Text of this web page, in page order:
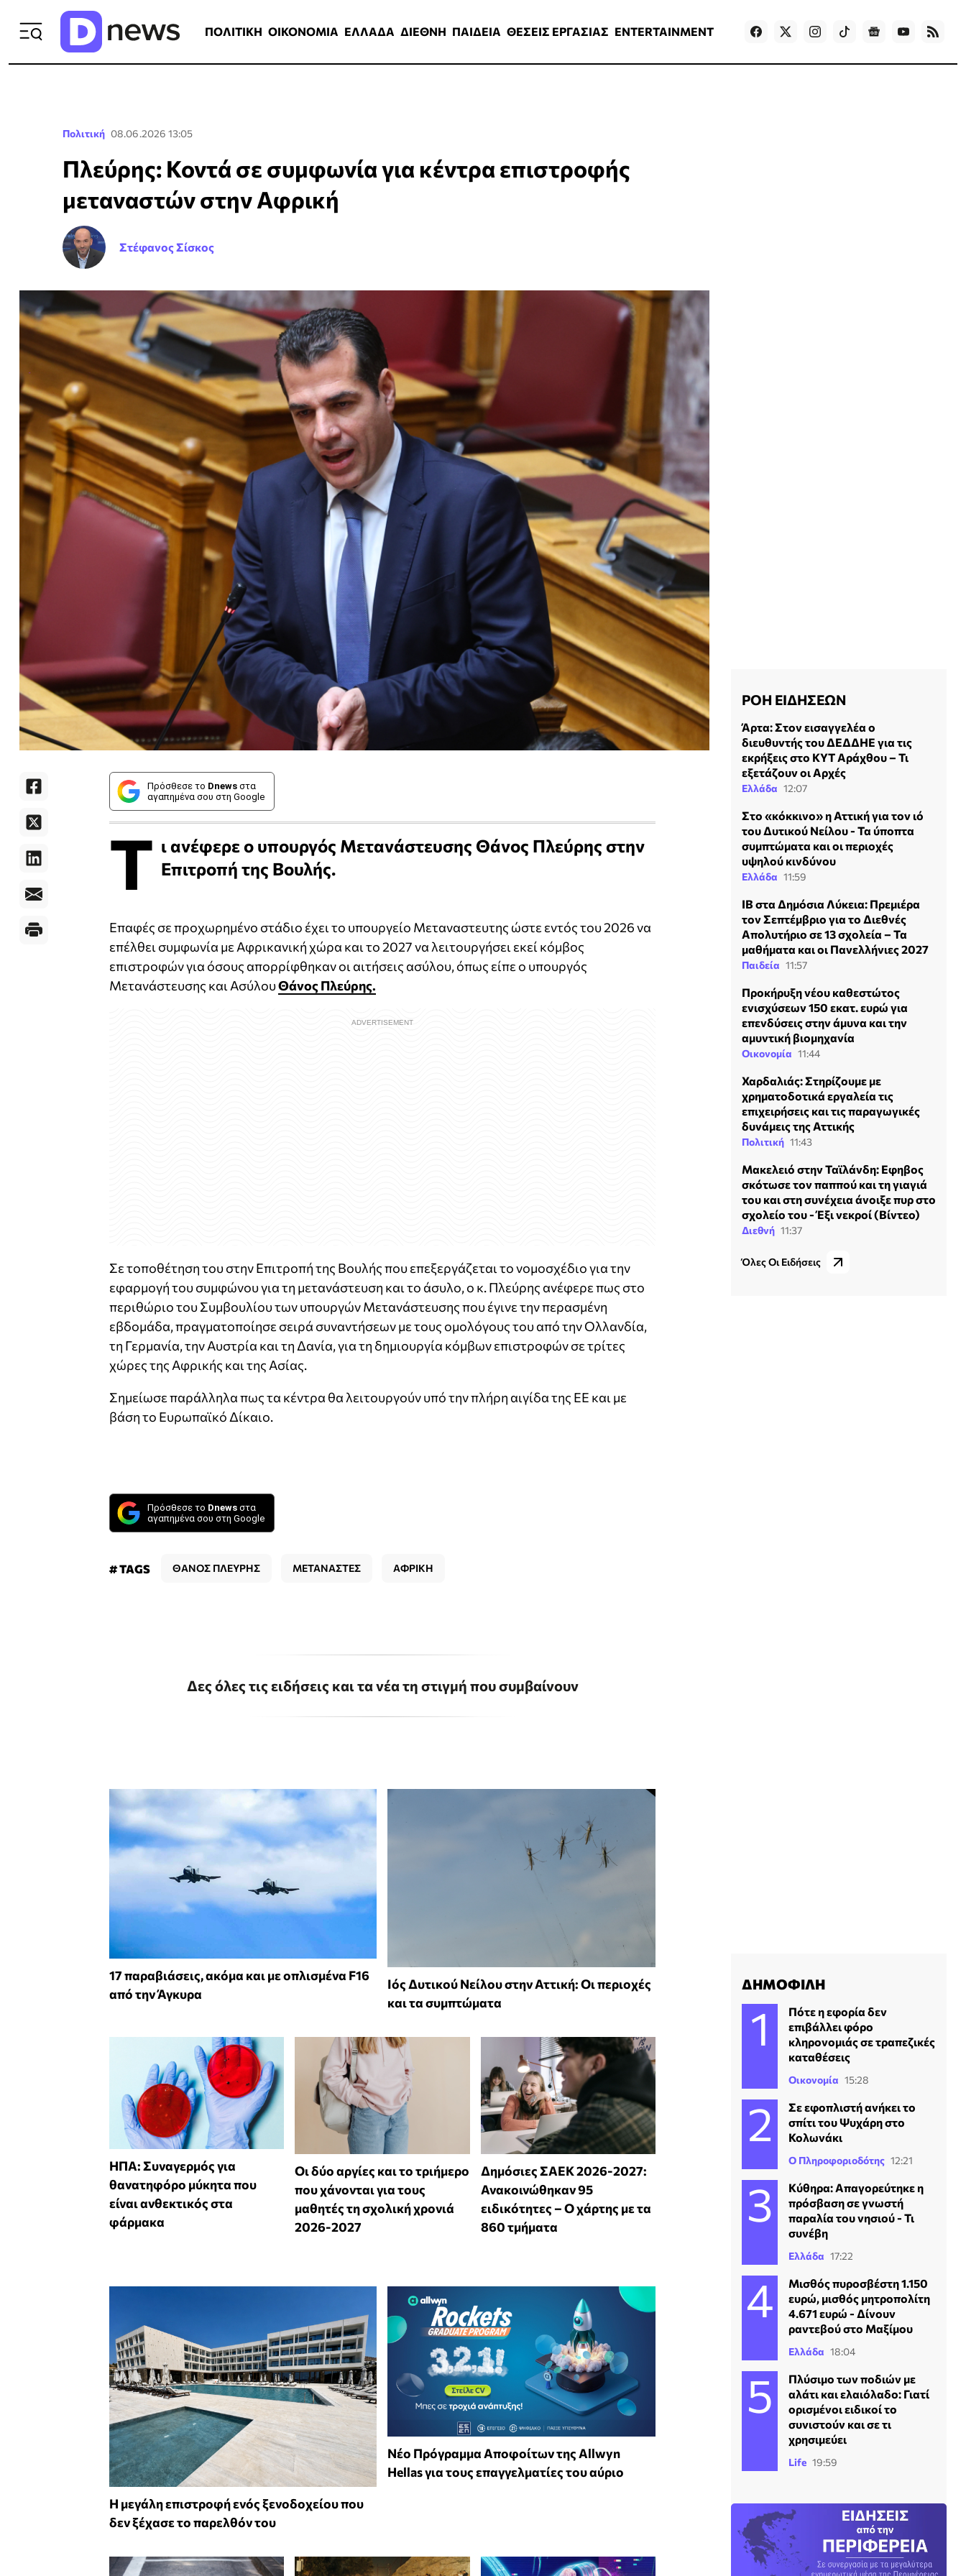
ΠΟΛΙΤΙΚΗ ΟΙΚΟΝΟΜΙΑ ΕΛΛΑΔΑ ΔΙΕΘΝΗ ΠΑΙΔΕΙΑ ΘΕΣΕΙΣ ΕΡΓΑΣΙΑΣ ENTERTAINMENT Games
Πολιτική 08.06.2026 13:05
Πλεύρης: Κοντά σε συμφωνία για κέντρα επιστροφής
μεταναστών στην Αφρική
Στέφανος Σίσκος
Πρόσθεσε το Dnews στα
αγαπημένα σου στη Google
Τ ι ανέφερε ο υπουργός Μετανάστευσης Θάνος Πλεύρης στην
Επιτροπή της Βουλής.
Επαφές σε προχωρημένο στάδιο έχει το υπουργείο Μεταναστευτης ώστε εντός του 2026 να
επέλθει συμφωνία με Αφρικανική χώρα και το 2027 να λειτουργήσει εκεί κόμβος
επιστροφών για όσους απορρίφθηκαν οι αιτήσεις ασύλου, όπως είπε ο υπουργός
Μετανάστευσης και ΑσύλουΘάνος Πλεύρης.
Σε τοποθέτηση του στην Επιτροπή της Βουλής που επεξεργάζεται το νομοσχέδιο για την
εφαρμογή του συμφώνου για τη μετανάστευση και το άσυλο, ο κ. Πλεύρης ανέφερε πως στο
περιθώριο του Συμβουλίου των υπουργών Μετανάστευσης που έγινε την περασμένη
εβδομάδα, πραγματοποίησε σειρά συναντήσεων με τους ομολόγους του από την Ολλανδία,
τη Γερμανία, την Αυστρία και τη Δανία, για τη δημιουργία κόμβων επιστροφών σε τρίτες
χώρες της Αφρικής και της Ασίας.
Σημείωσε παράλληλα πως τα κέντρα θα λειτουργούν υπό την πλήρη αιγίδα της ΕΕ και με
βάση το Ευρωπαϊκό Δίκαιο.
Πρόσθεσε το Dnews στα
αγαπημένα σου στη Google
# TAGS ΘΑΝΟΣ ΠΛΕΥΡΗΣ ΜΕΤΑΝΑΣΤΕΣ ΑΦΡΙΚΗ
Δες όλες τις ειδήσεις και τα νέα τη στιγμή που συμβαίνουν
17 παραβιάσεις, ακόμα και με οπλισμένα F16
από την Άγκυρα
Ιός Δυτικού Νείλου στην Αττική: Οι περιοχές
και τα συμπτώματα
ΗΠΑ: Συναγερμός για
θανατηφόρο μύκητα που
είναι ανθεκτικός στα
φάρμακα
Οι δύο αργίες και το τριήμερο
που χάνονται για τους
μαθητές τη σχολική χρονιά
2026-2027
Δημόσιες ΣΑΕΚ 2026-2027:
Ανακοινώθηκαν 95
ειδικότητες – Ο χάρτης με τα
860 τμήματα
Η μεγάλη επιστροφή ενός ξενοδοχείου που
δεν ξέχασε το παρελθόν του
Νέο Πρόγραμμα Αποφοίτων της Allwyn
Hellas για τους επαγγελματίες του αύριο
ΡΟΗ ΕΙΔΗΣΕΩΝ
Άρτα: Στον εισαγγελέα ο
διευθυντής του ΔΕΔΔΗΕ για τις
εκρήξεις στο ΚΥΤ Αράχθου – Τι
εξετάζουν οι Αρχές
Ελλάδα 12:07
Στο «κόκκινο» η Αττική για τον ιό
του Δυτικού Νείλου - Τα ύποπτα
συμπτώματα και οι περιοχές
υψηλού κινδύνου
Ελλάδα 11:59
IB στα Δημόσια Λύκεια: Πρεμιέρα
τον Σεπτέμβριο για το Διεθνές
Απολυτήριο σε 13 σχολεία – Τα
μαθήματα και οι Πανελλήνιες 2027
Παιδεία 11:57
Προκήρυξη νέου καθεστώτος
ενισχύσεων 150 εκατ. ευρώ για
επενδύσεις στην άμυνα και την
αμυντική βιομηχανία
Οικονομία 11:44
Χαρδαλιάς: Στηρίζουμε με
χρηματοδοτικά εργαλεία τις
επιχειρήσεις και τις παραγωγικές
δυνάμεις της Αττικής
Πολιτική 11:43
Μακελειό στην Ταϊλάνδη: Εφηβος
σκότωσε τον παππού και τη γιαγιά
του και στη συνέχεια άνοιξε πυρ στο
σχολείο του - Έξι νεκροί (Βίντεο)
Διεθνή 11:37
Όλες Οι Ειδήσεις
ΔΗΜΟΦΙΛΗ
Πότε η εφορία δεν
επιβάλλει φόρο
κληρονομιάς σε τραπεζικές
καταθέσεις
Οικονομία 15:28
Σε εφοπλιστή ανήκει το
σπίτι του Ψυχάρη στο
Κολωνάκι
Ο Πληροφοριοδότης 12:21
Κύθηρα: Απαγορεύτηκε η
πρόσβαση σε γνωστή
παραλία του νησιού - Τι
συνέβη
Ελλάδα 17:22
Μισθός πυροσβέστη 1.150
ευρώ, μισθός μητροπολίτη
4.671 ευρώ - Δίνουν
ραντεβού στο Μαξίμου
Ελλάδα 18:04
Πλύσιμο των ποδιών με
αλάτι και ελαιόλαδο: Γιατί
ορισμένοι ειδικοί το
συνιστούν και σε τι
χρησιμεύει
Life 19:59